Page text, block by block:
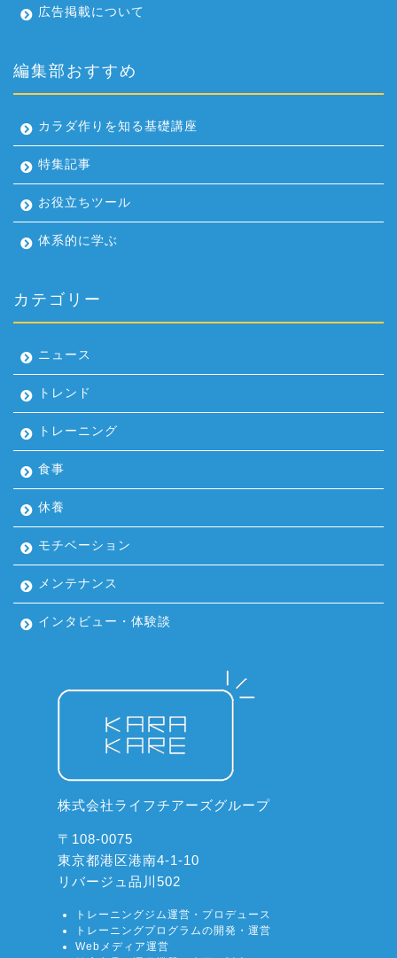
広告掲載について
編集部おすすめ
カラダ作りを知る基礎講座
特集記事
お役立ちツール
体系的に学ぶ
カテゴリー
ニュース
トレンド
トレーニング
食事
休養
モチベーション
メンテナンス
インタビュー・体験談
株式会社ライフチアーズグループ
〒108-0075
東京都港区港南4-1-10
リバージュ品川502
トレーニングジム運営・プロデュース
トレーニングプログラムの開発・運営
Webメディア運営